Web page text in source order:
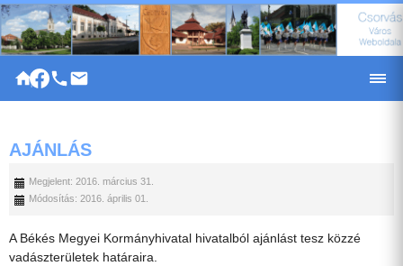
|
AJÁNLÁS
Megjelent: 2016. március 31.
Módosítás: 2016. április 01.
A Békés Megyei Kormányhivatal hivatalból ajánlást tesz közzé
vadászterületek határaira.